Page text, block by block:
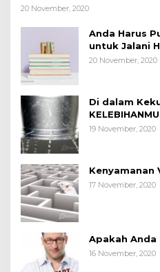
20 November, 2020
Anda Harus
untuk Jalani
20 November, 2020
Di dalam
19 November, 2020
Kenyamanan
17 November, 2020
Apakah Anda
16 November, 2020